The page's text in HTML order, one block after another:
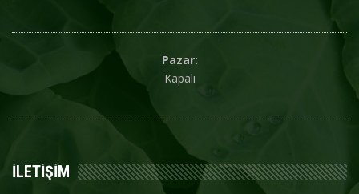
Pazar:
Kapalı
İLETIŞIM